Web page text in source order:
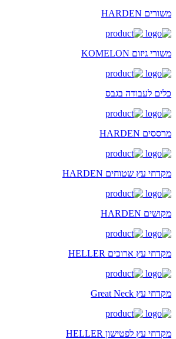
משורים HARDEN
משורי גיזום KOMELON
כלים לעבודה בגבס
מרססים HARDEN
מקדחי עץ שטוחים HARDEN
מקושים HARDEN
מקדחי עץ ארוכים HELLER
מקדחי עץ Great Neck
מקדחי עץ לפטישון HELLER